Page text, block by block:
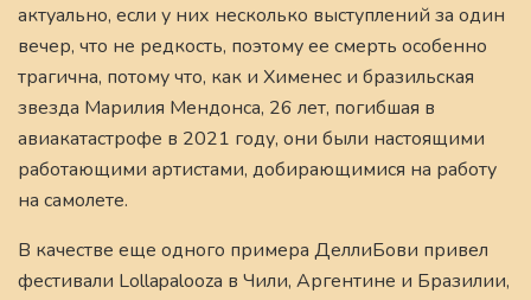
актуально, если у них несколько выступлений за один
вечер, что не редкость, поэтому ее смерть особенно
трагична, потому что, как и Хименес и бразильская
звезда Марилия Мендонса, 26 лет, погибшая в
авиакатастрофе в 2021 году, они были настоящими
работающими артистами, добирающимися на работу
на самолете.
В качестве еще одного примера ДеллиБови привел
фестивали Lollapalooza в Чили, Аргентине и Бразилии,